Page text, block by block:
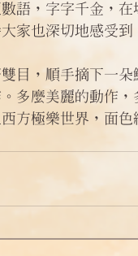
語，字字千金，
家也深切地感受到
目，順手摘下一
多麼美麗的動作
方極樂世界，面色